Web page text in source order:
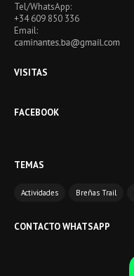
Tel/WhatsApp:
+34 609 850 336
Email:
VISITAS
FACEBOOK
TEMAS
Actividades Breñas Trail
CONTACTO WHATSAPP